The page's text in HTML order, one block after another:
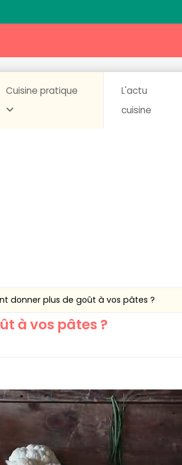
Cuisine pratique
L'actu
cuisine
donner plus de goût à vos pâtes ?
à vos pâtes ?